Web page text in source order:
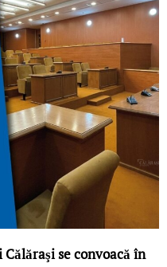
se convoacă în